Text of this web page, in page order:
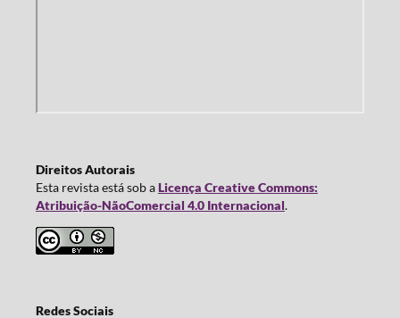
Direitos Autorais
Esta revista está sob aLicença Creative Commons:
Atribuição-NãoComercial 4.0 Internacional.
Redes Sociais